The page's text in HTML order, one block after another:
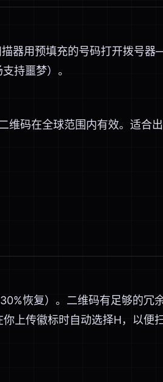
器用预填充的号码打开拨号
持噩梦）。
维码在全球范围内有效。适合
恢复）。二维码有足够的冗
上传徽标时自动选择H，以便